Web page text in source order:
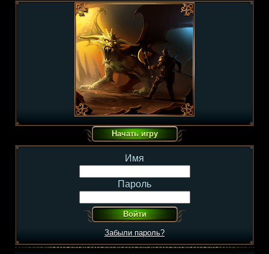
Имя
Пароль
Забыли пароль?